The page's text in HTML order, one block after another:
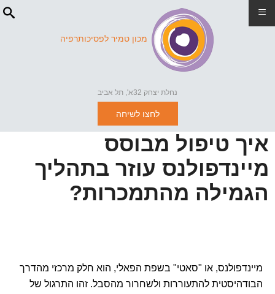
מכון טמיר לפסיכותרפיה
נחלת יצחק 32א', תל אביב
לחצו לשיחה
איך טיפול מבוסס
מיינדפולנס עוזר בתהליך
הגמילה מהתמכרות?
מיינדפולנס, או "סאטי" בשפת הפאלי, הוא חלק מרכזי מהדרך
הבודהיסטית להתעוררות ולשחרור מהסבל. זהו התרגול של
≡